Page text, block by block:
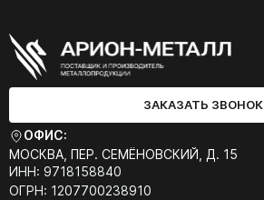
ЗАКАЗАТЬ ЗВОНОК
ОФИС:
МОСКВА, ПЕР. СЕМЁНОВСКИЙ, Д. 15
ИНН: 9718158840
ОГРН: 1207700238910